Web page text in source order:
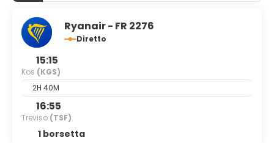
Ryanair - FR 2276
Diretto
15:15
Kos (KGS)
2H 40M
16:55
Treviso (TSF)
1 borsetta